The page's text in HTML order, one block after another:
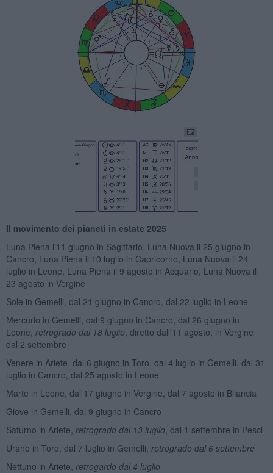
Il movimento dei pianeti in estate 2025
Luna Piena l’11 giugno in Sagittario, Luna Nuova il 25 giugno in
Cancro, Luna Piena il 10 luglio in Capricorno, Luna Nuova il 24
luglio in Leone, Luna Piena il 9 agosto in Acquario, Luna Nuova il
23 agosto in Vergine
Sole in Gemelli, dal 21 giugno in Cancro, dal 22 luglio in Leone
Mercurio in Gemelli, dal 9 giugno in Cancro, dal 26 giugno in
Leone, retrogrado dal 18 luglio , diretto dall’11 agosto, in Vergine
dal 2 settembre
Venere in Ariete, dal 6 giugno in Toro, dal 4 luglio in Gemelli, dal 31
luglio in Cancro, dal 25 agosto in Leone
Marte in Leone, dal 17 giugno in Vergine, dal 7 agosto in Bilancia
Giove in Gemelli, dal 9 giugno in Cancro
Saturno in Ariete, retrogrado dal 13 luglio , dal 1 settembre in Pesci
Urano in Toro, dal 7 luglio in Gemelli, retrogrado dal 6 settembre
Nettuno in Ariete, retrogardo dal 4 luglio